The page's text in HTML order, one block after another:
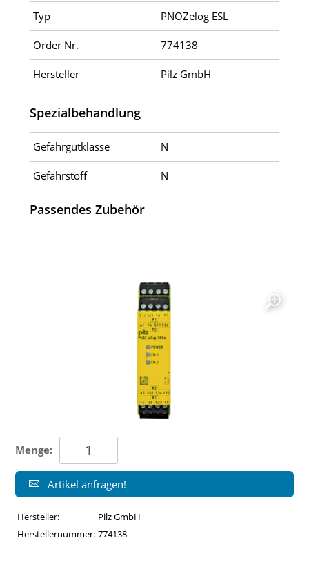
Typ PNOZelog ESL
Order Nr. 774138
Hersteller Pilz GmbH
Spezialbehandlung
Gefahrgutklasse N
Gefahrstoff N
Passendes Zubehör
Menge:
Artikel anfragen!
Hersteller:
Pilz GmbH
Herstellernummer: 774138